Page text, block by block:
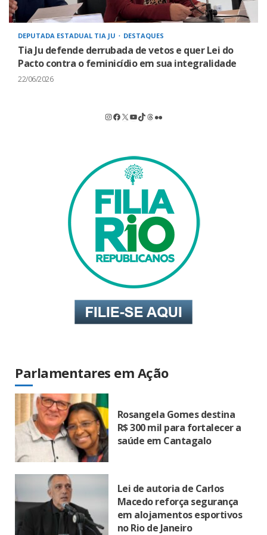
DEPUTADA ESTADUAL TIA JU DESTAQUES
Tia Ju defende derrubada de vetos e quer Lei do
Pacto contra o feminicídio em sua integralidade
22/06/2026
Instagram
Facebook
X Youtube
TikTok
Threads
Flickr
Parlamentares em Ação
Rosangela Gomes destina
R$ 300 mil para fortalecer a
saúde em Cantagalo
Lei de autoria de Carlos
Macedo reforça segurança
em alojamentos esportivos
no Rio de Janeiro